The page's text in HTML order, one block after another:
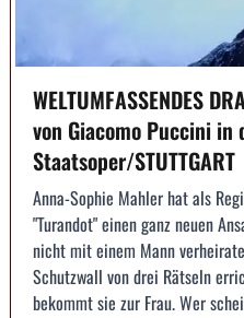
WELTUMFASSENDES
von Giacomo Puccini in
Staatsoper/STUTTGART
Anna-Sophie Mahler hat als
"Turandot" einen ganz neuen
nicht mit einem Mann
Schutzwall von drei Rätseln
bekommt sie zur Frau. Wer